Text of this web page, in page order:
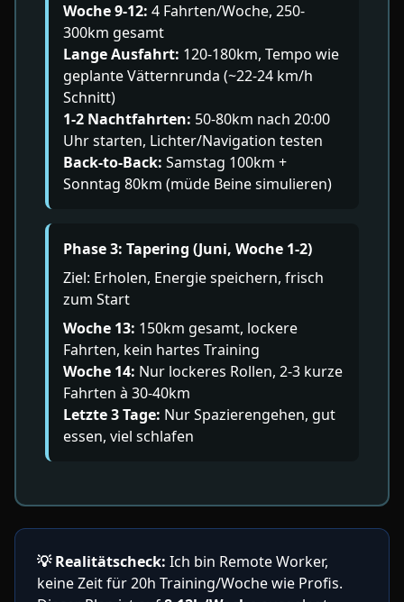
Woche 9-12: 4 Fahrten/Woche, 250-
300km gesamt
Lange Ausfahrt: 120-180km, Tempo wie
geplante Vätternrunda (~22-24 km/h
Schnitt)
1-2 Nachtfahrten: 50-80km nach 20:00
Uhr starten, Lichter/Navigation testen
Back-to-Back: Samstag 100km +
Sonntag 80km (müde Beine simulieren)
Phase 3: Tapering (Juni, Woche 1-2)
Ziel: Erholen, Energie speichern, frisch
zum Start
Woche 13: 150km gesamt, lockere
Fahrten, kein hartes Training
Woche 14: Nur lockeres Rollen, 2-3 kurze
Fahrten à 30-40km
Letzte 3 Tage: Nur Spazierengehen, gut
essen, viel schlafen
💡Realitätscheck: Ich bin Remote Worker,
keine Zeit für 20h Training/Woche wie Profis.